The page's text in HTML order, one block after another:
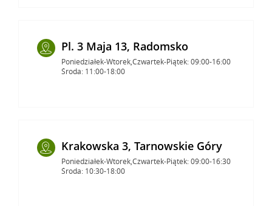
Pl. 3 Maja 13, Radomsko
Poniedziałek-Wtorek,Czwartek-Piątek: 09:00-16:00
Środa: 11:00-18:00
Krakowska 3, Tarnowskie Góry
Poniedziałek-Wtorek,Czwartek-Piątek: 09:00-16:30
Środa: 10:30-18:00